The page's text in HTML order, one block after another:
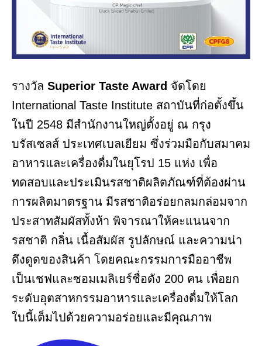
รางวัล Superior Taste Award จัดโดย
International Taste Institute สถาบันที่ก่อตั้งขึ้น
ในปี 2548 มีสำนักงานใหญ่ตั้งอยู่ ณ กรุง
บรัสเซลส์ ประเทศเบลเยียม ซึ่งร่วมมือกับสมาคม
อาหารและเครื่องดื่มในยุโรป 15 แห่ง เพื่อ
ทดสอบและประเมินรสชาติผลิตภัณฑ์ที่ต้องผ่าน
การผลิตมาตรฐาน มีรสชาติอร่อยกลมกล่อมจาก
ประสาทสัมผัสทั้งห้า พิจารณาให้คะแนนจาก
รสชาติ กลิ่น เนื้อสัมผัส รูปลักษณ์ และความน่า
ดึงดูดของสินค้า โดยคณะกรรมการมืออาชีพ
เป็นเชฟและซอมเมลิเยร์ชื่อดัง 200 คน เพื่อยก
ระดับอุตสาหกรรมอาหารและเครื่องดื่มให้โลก
ใบนี้เต็มไปด้วยความอร่อยและมีคุณภาพ